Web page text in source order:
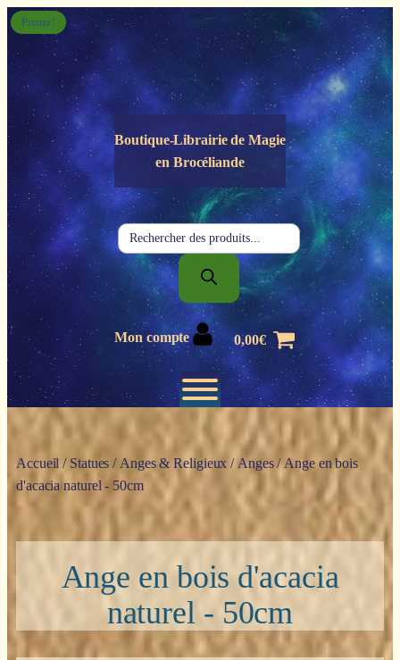
Panneau de gestion des cookies
Boutique-Librairie deMagie
en Brocéliande
Recherche
de
produits
Mon compte 0,00€
Accueil / Statues / Anges & Religieux / Anges/ Ange en bois
d'acacia naturel - 50cm
Ange en bois d'acacia
naturel - 50cm
Promo !